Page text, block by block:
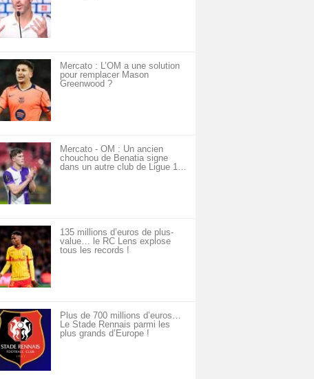
Mercato : L’OM a une solution
pour remplacer Mason
Greenwood ?
Mercato - OM : Un ancien
chouchou de Benatia signe
dans un autre club de Ligue 1…
135 millions d’euros de plus-
value… le RC Lens explose
tous les records !
Plus de 700 millions d’euros…
Le Stade Rennais parmi les
plus grands d’Europe !